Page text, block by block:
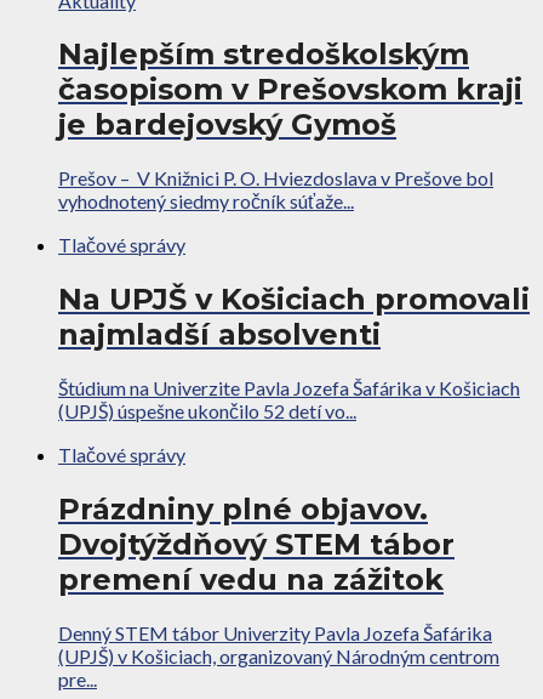
Najlepším stredoškolským
časopisom v Prešovskom kraji
je bardejovský Gymoš
Prešov – V Knižnici P. O. Hviezdoslava v Prešove bol
vyhodnotený siedmy ročník súťaže...
Tlačové správy
Na UPJŠ v Košiciach promovali
najmladší absolventi
Štúdium na Univerzite Pavla Jozefa Šafárika v Košiciach
(UPJŠ) úspešne ukončilo 52 detí vo...
Tlačové správy
Prázdniny plné objavov.
Dvojtýždňový STEM tábor
premení vedu na zážitok
Denný STEM tábor Univerzity Pavla Jozefa Šafárika
(UPJŠ) v Košiciach, organizovaný Národným centrom
pre...